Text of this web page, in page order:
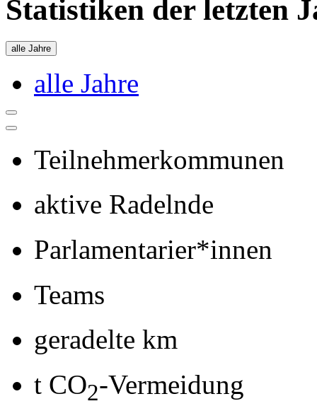
Statistiken der letzten
alle Jahre
alle Jahre
Teilnehmerkommunen
aktive Radelnde
Parlamentarier*innen
Teams
geradelte km
t CO2-Vermeidung